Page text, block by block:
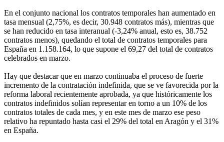
En el conjunto nacional los contratos temporales han aumentado en
tasa mensual (2,75%, es decir, 30.948 contratos más), mientras que
se han reducido en tasa interanual (-3,24% anual, esto es, 38.752
contratos menos), quedando el total de contratos temporales para
España en 1.158.164, lo que supone el 69,27 del total de contratos
celebrados en marzo.
Hay que destacar que en marzo continuaba el proceso de fuerte
incremento de la contratación indefinida, que se ve favorecida por la
reforma laboral recientemente aprobada, ya que históricamente los
contratos indefinidos solían representar en torno a un 10% de los
contratos totales de cada mes, y en este mes de marzo ese peso
relativo ha repuntado hasta casi el 29% del total en Aragón y el 31%
en España.